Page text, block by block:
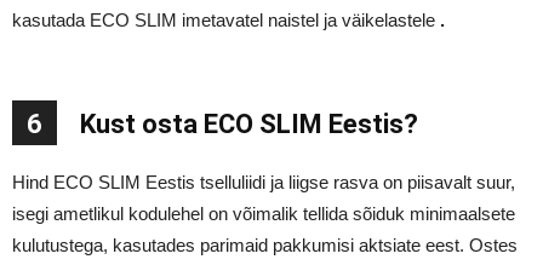
kasutada ECO SLIM imetavatel naistel ja väikelastele .
6 Kust osta ECO SLIM Eestis?
Hind ECO SLIM Eestis tselluliidi ja liigse rasva on piisavalt suur,
isegi ametlikul kodulehel on võimalik tellida sõiduk minimaalsete
kulutustega, kasutades parimaid pakkumisi aktsiate eest. Ostes